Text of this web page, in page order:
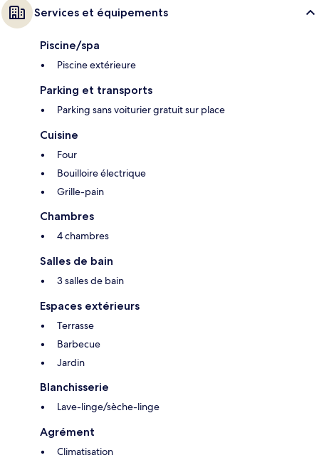
Services et équipements
Piscine/spa
Piscine extérieure
Parking et transports
Parking sans voiturier gratuit sur place
Cuisine
Four
Bouilloire électrique
Grille-pain
Chambres
4 chambres
Salles de bain
3 salles de bain
Espaces extérieurs
Terrasse
Barbecue
Jardin
Blanchisserie
Lave-linge/sèche-linge
Agrément
Climatisation